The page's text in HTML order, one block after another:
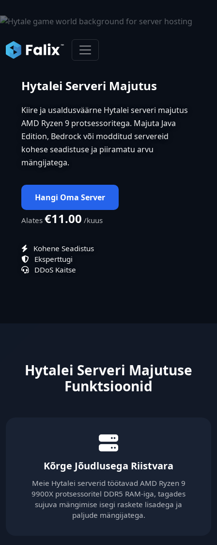
Hytalei Serveri Majutus
Kiire ja usaldusväärne Hytalei serveri majutus
AMD Ryzen 9 protsessoritega. Majuta Java
Edition, Bedrock või modditud servereid
kohese seadistuse ja piiramatu arvu
mängijatega.
Hangi Oma Server
Alates €11.00 /kuus
Kohene Seadistus
Eksperttugi
DDoS Kaitse
Hytalei Serveri Majutuse
Funktsioonid
Kõrge Jõudlusega Riistvara
Meie Hytalei serverid töötavad AMD Ryzen 9
9900X protsessoritel DDR5 RAM-iga, tagades
sujuva mängimise isegi raskete lisadega ja
paljude mängijatega.